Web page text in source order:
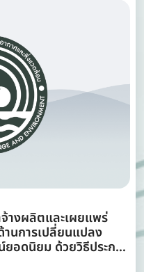
จ้างผลิตและเผยแพร่
านการเปลี่ยนแปลง
อดนิยม ด้วยวิธีประกวด
จารณ์ 25-30 ธันวาคม